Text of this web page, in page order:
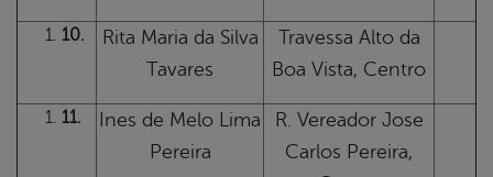
10.
Rita Maria da Silva
Tavares
Travessa Alto da
Boa Vista, Centro
11.
Ines de Melo Lima
Pereira
R. Vereador Jose
Carlos Pereira,